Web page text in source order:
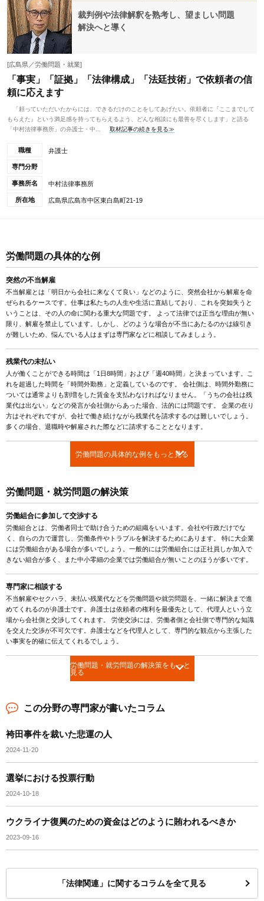
裁判例や法律解釈を熟考し、望ましい問題
解決へと導く
[広島県／労働問題・就業]
「事実」「証拠」「法律構成」「法廷技術」で依頼者の信
頼に応えます
「頼っていただいたからには、できるだけのことをしてあげたい。依頼者に『ここまでして
もらえた』という満足感を持ってもらえるよう、どんな相談にも最善を尽くします」と語る
「中村法律事務所」の弁護士・中...
取材記事の続きを見る≫
職種 弁護士
専門分野
事務所名 中村法律事務所
所在地 広島県広島市中区東白島町21-19
労働問題の具体的な例
突然の不当解雇
不当解雇とは「明日から会社に来なくて良い」などのように、突然会社から解雇を命
ぜられるケースです。仕事は私たちの人生や生活に直結しており、これを突如失うと
いうことは、その人の命に関わる重大な問題です。 よって法律では正当な理由が無い
限り、解雇を禁止しています。しかし、どのような場合が不当にあたるのかは線引き
が難しいため、悩んでいる人はまずは専門家などに相談してみましょう。
残業代の未払い
人が働くことができる時間は「1日8時間」および「週40時間」と決まっています。こ
れを超過した時間を「時間外勤務」と定義しているのです。 会社側は、時間外勤務に
ついては通常よりも割増をした賃金を支払わなければなりません。「うちの会社は残
業代は出ない」などの発言が会社側からあった場合、法的には問題です。 企業の在り
方はそれぞれですが、会社で働き続けながら残業代を請求するのは難しいでしょう。
多くの場合、退職時や解雇された際などに請求することとなります。
労働問題の具体的な例をもっと見る
労働問題・就労問題の解決策
労働組合に参加して交渉する
労働組合とは、労働者同士で助け合うための組織をいいます。会社や行政だけでな
く、自らの力で運営し、労働条件やトラブルを解決するためにあります。 特に大企業
には労働組合がある場合が多いでしょう。一般的には労働組合には正社員しか加入で
きない組合が多く、また中小零細の企業では労働組合が無いことのほうが多いです。
専門家に相談する
不当解雇やセクハラ、未払い残業代などを労働問題や就労問題を、一緒に解決まで進
めてくれるのが弁護士です。弁護士は依頼者の権利を最優先として、代理人という立
場から会社側と交渉してくれます。 労使交渉には、労働者側と会社側で専門的な知識
を交えた交渉が不可欠です。弁護士などを代理人として、専門的な観点から主張した
い事実を的確に伝えてくれるでしょう。
労働問題・就労問題の解決策をもっと
見る
この分野の専門家が書いたコラム
袴田事件を裁いた悲運の人
2024-11-20
選挙における投票行動
2024-10-18
ウクライナ復興のための資金はどのように賄われるべきか
2023-09-16
「法律関連」に関するコラムを全て見る